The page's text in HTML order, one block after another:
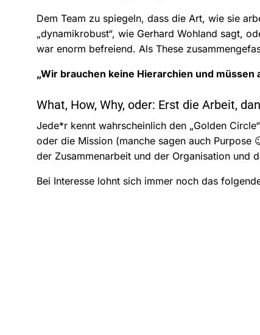
Dem Team zu spiegeln, dass die Art, wie sie
„dynamikrobust“, wie Gerhard Wohland sagt,
war enorm befreiend. Als These
„Wir brauchen keine Hierarchien und
What, How, Why, oder: Erst die Arbeit,
Jede*r kennt wahrscheinlich den „Golden
oder die Mission (manche sagen auch Purpose
der Zusammenarbeit und der Organisation und
Bei Interesse lohnt sich immer noch das